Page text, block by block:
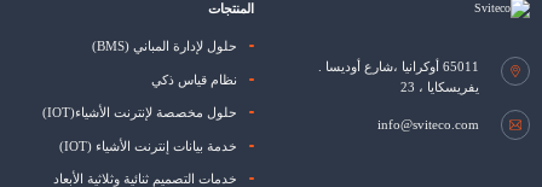
65011 أوكرانيا ،شارع أوديسا
يفريسكايا ، 23
info@sviteco.com
المنتجات
حلول لإدارة المباني (BMS)
نظام قياس ذكي
حلول مخصصة لإنترنت الأشياء(IOT)
خدمة بيانات إنترنت الأشياء (IOT)
خدمات التصميم ثنائية وثلاثية الأبعاد